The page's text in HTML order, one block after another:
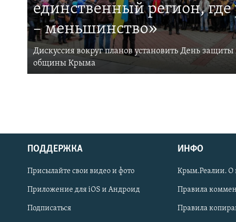
Українською
Qırımtatar
ПРИСОЕДИНЯЙТЕСЬ!
единственный регион,
– меньшинство»
Дискуссия вокруг планов установить День
общины Крыма
ПОДДЕРЖКА
Присылайте свои видео и фото
Приложение для iOS и Андроид
Подписаться
ИНФО
Крым.Реалии. О
Правила
Правила